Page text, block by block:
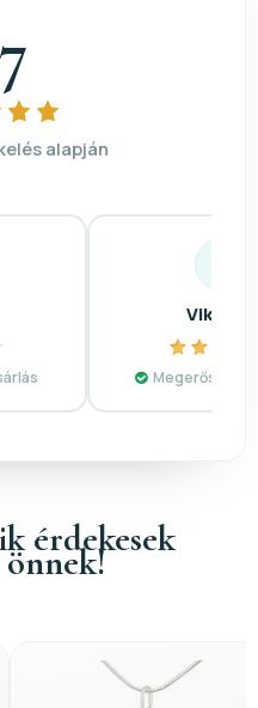
alapján
Viktória
Megerősített
érdekesek